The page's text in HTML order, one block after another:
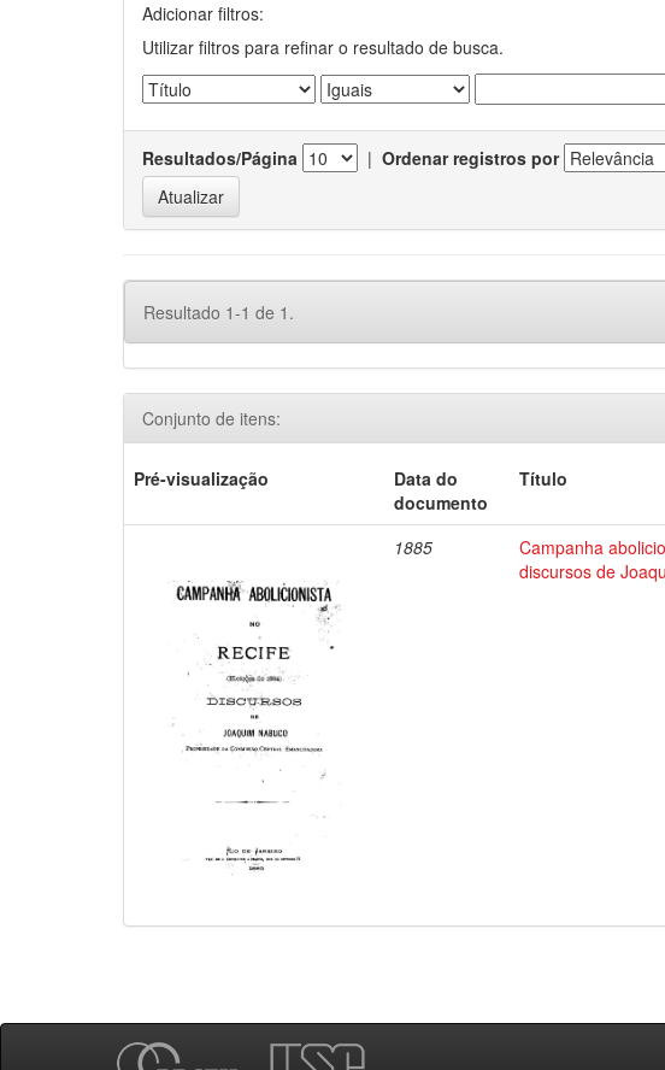
Adicionar filtros:
Utilizar filtros para refinar o resultado de busca.
Resultados/Página | Ordenar registros por
Resultado 1-1 de 1.
Conjunto de itens:
Pré-visualização
Data do
documento
Título
1885
Campanha
discursos de